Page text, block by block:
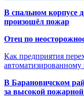
В спальном корпусе
произошёл пожар
Отец по
Как предприятия
автоматизированному
В Барановичском
за высокой пожарной